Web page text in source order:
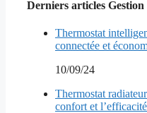
Derniers articles
Thermostat
connectée et
10/09/24
Thermostat
confort et